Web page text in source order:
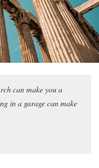
can make you a
in a garage can make